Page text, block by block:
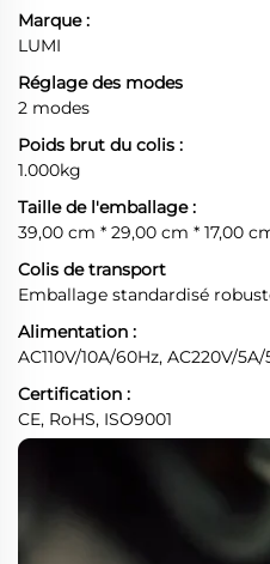
Marque :
LUMI
Réglage des modes
2 modes
Poids brut du colis :
1.000kg
Taille de l'emballage :
39,00 cm * 29,00 cm * 17,00
Colis de transport
Emballage standardisé
Alimentation :
AC110V/10A/60Hz, AC220V/
Certification :
CE, RoHS, ISO9001